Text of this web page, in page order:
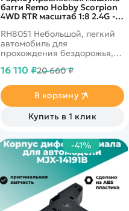
багги Remo Hobby Scorpion
4WD RTR масштаб 1:8 2.4G -
RH8051 Небольшой, легкий
автомобиль для
прохождения бездорожья,
компании Remo Hobby. При
возможностях и
неубиваемости станет
идеальным подарком сыну
или даже мужу.
16 110 ₽20 660 ₽
В корзину
Купить в 1 клик
-41%